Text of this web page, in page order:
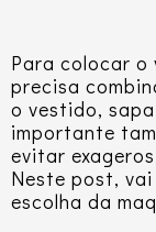
Para colocar o
precisa
o vestido,
importante
evitar
Neste post,
escolha da